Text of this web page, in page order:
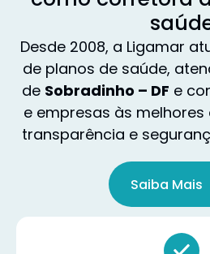
Desde 2008, a Ligamar
de planos de saúde,
de Sobradinho – DF e
e empresas às
transparência e
Saiba Mais